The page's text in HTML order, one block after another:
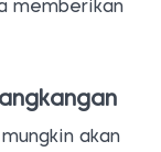
memberikan
akan